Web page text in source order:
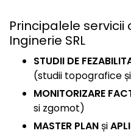
Principalele servicii
Inginerie SRL
STUDII DE
(studii topografice
MONITORIZARE
si zgomot)
MASTER PLANși